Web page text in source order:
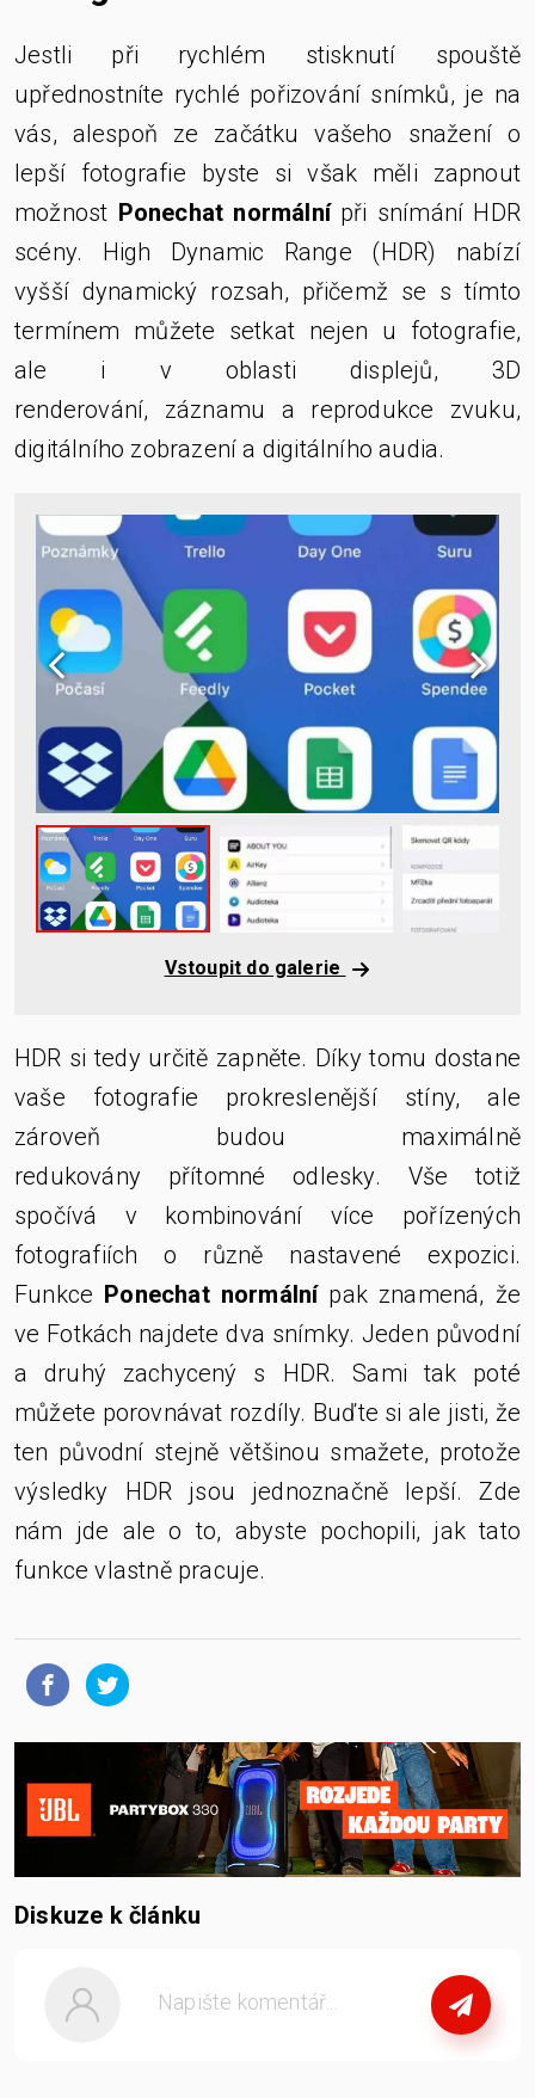
Jestli při rychlém stisknutí spouště
upřednostníte rychlé pořizování snímků, je na
vás, alespoň ze začátku vašeho snažení o
lepší fotografie byste si však měli zapnout
možnost Ponechat normálnípři snímání HDR
scény. High Dynamic Range (HDR) nabízí
vyšší dynamický rozsah, přičemž se s tímto
termínem můžete setkat nejen u fotografie,
ale i v oblasti displejů, 3D
renderování, záznamu a reprodukce zvuku,
digitálního zobrazení a digitálního audia.
Vstoupit do galerie
HDR si tedy určitě zapněte. Díky tomu dostane
vaše fotografie prokreslenější stíny, ale
zároveň budou maximálně
redukovány přítomné odlesky. Vše totiž
spočívá v kombinování více pořízených
fotografiích o různě nastavené expozici.
Funkce Ponechat normální pak znamená, že
ve Fotkách najdete dva snímky. Jeden původní
a druhý zachycený s HDR. Sami tak poté
můžete porovnávat rozdíly. Buďte si ale jisti, že
ten původní stejně většinou smažete, protože
výsledky HDR jsou jednoznačně lepší. Zde
nám jde ale o to, abyste pochopili, jak tato
funkce vlastně pracuje.
Diskuze k článku